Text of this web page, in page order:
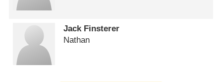
Jack Finsterer
Nathan